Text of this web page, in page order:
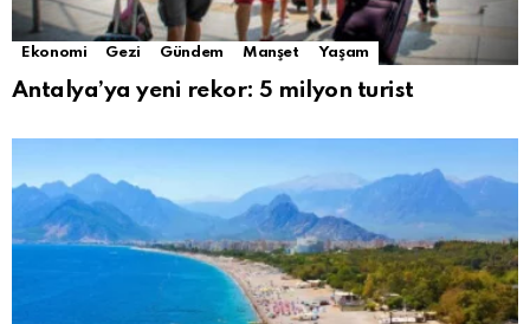
Ekonomi Gezi Gündem Manşet Yaşam
Antalya’ya yeni rekor: 5 milyon turist